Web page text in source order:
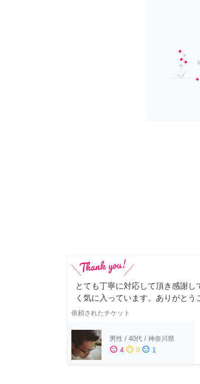
とても丁寧に対応して頂き感謝し
く気に入っています。ありがとう
依頼されたチケット
男性 / 40代 / 神奈川県
sentiment_satisfied 4 sentiment_neutral 0 sentiment_dissatisfied 1